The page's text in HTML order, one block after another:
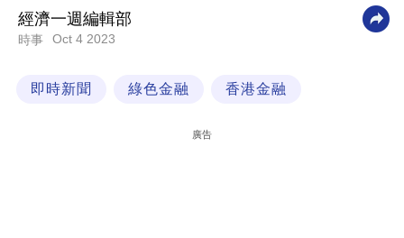
業
科
經濟一週編輯部
時事 Oct 4 2023
即時新聞 綠色金融 香港金融
廣告